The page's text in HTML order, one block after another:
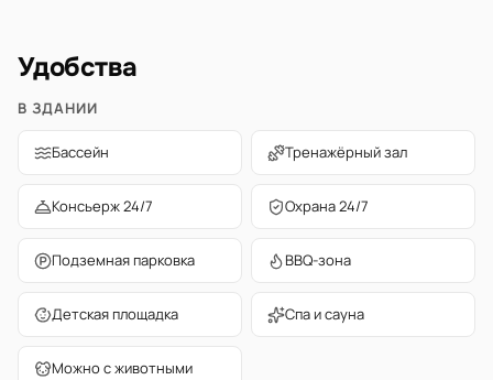
Удобства
В ЗДАНИИ
Бассейн Тренажёрный зал
Консьерж 24/7 Охрана 24/7
Подземная парковка BBQ-зона
Детская площадка Спа и сауна
Можно с животными